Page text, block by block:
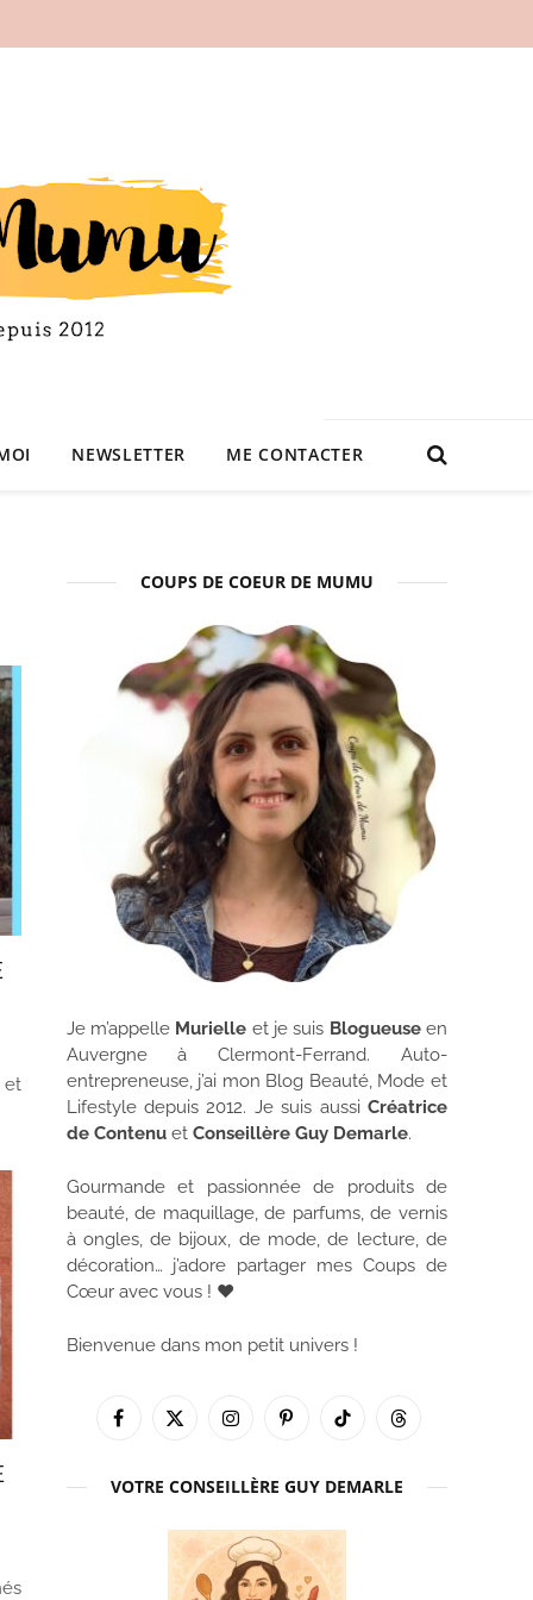
NEWSLETTER ME CONTACTER
et
COUPS DE COEUR DE MUMU
Je m’appelle Murielle et je suis Blogueuseen
Auvergne à Clermont-Ferrand. Auto-
entrepreneuse, j’ai mon Blog Beauté, Mode et
Lifestyle depuis 2012. Je suis aussi Créatrice
de Contenuet Conseillère Guy Demarle.
Gourmande et passionnée de produits de
beauté, de maquillage, de parfums, de vernis
à ongles, de bijoux, de mode, de lecture, de
décoration… j’adore partager mes Coups de
Cœur avec vous ! ♥
Bienvenue dans mon petit univers !
Facebook
X
InstagramPinterestTikTok Threads
VOTRE CONSEILLÈRE GUY DEMARLE